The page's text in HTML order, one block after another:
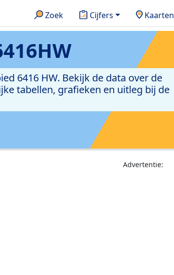
Zoek Cijfers Kaarten
6416 HW. Bekijk de data over de
tabellen, grafieken en uitleg bij de
Advertentie: